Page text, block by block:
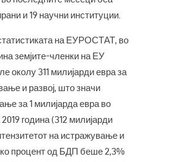
и 19 научни институции.
на ЕУРОСТАТ, во
земјите-членки на ЕУ
околу 311 милијарди евра за
и развој, што значи
за 1 милијарда евра во
година (312 милијарди
на истражување и
процент од БДП беше 2,3%